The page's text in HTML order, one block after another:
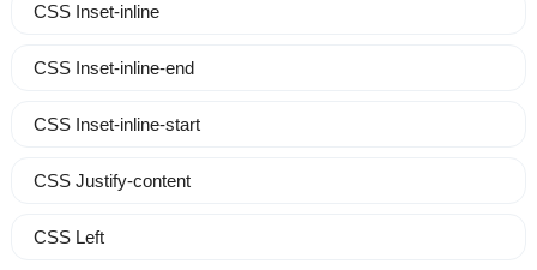
CSS Inset-inline
CSS Inset-inline-end
CSS Inset-inline-start
CSS Justify-content
CSS Left